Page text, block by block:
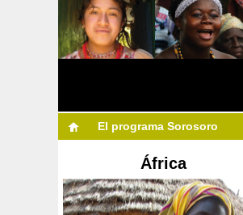
El programa Sorosoro
África